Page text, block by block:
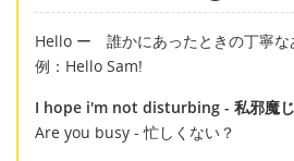
Hello ー 誰かにあったときの丁寧な
例：Hello Sam!
I hope i'm not disturbing - 私邪魔じ
Are you busy - 忙しくない？